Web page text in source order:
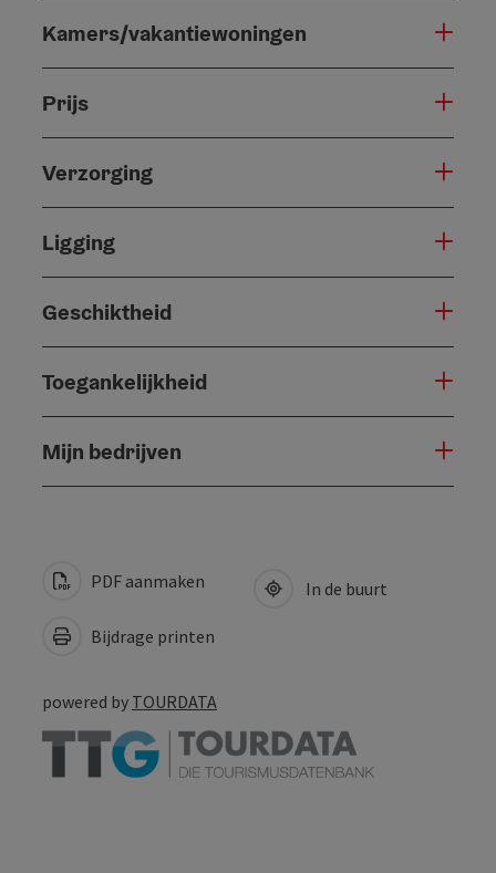
Kamers/vakantiewoningen
Prijs
Verzorging
Ligging
Geschiktheid
Toegankelijkheid
Mijn bedrijven
PDF aanmaken
Bijdrage printen
In de buurt
powered by TOURDATA